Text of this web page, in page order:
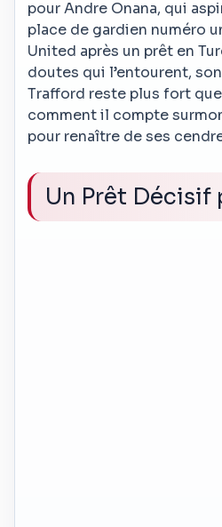
pour Andre Onana, qui
place de gardien numéro
United après un prêt en
doutes qui l’entourent,
Trafford reste plus fort
comment il compte
pour renaître de ses
Un Prêt Décisif